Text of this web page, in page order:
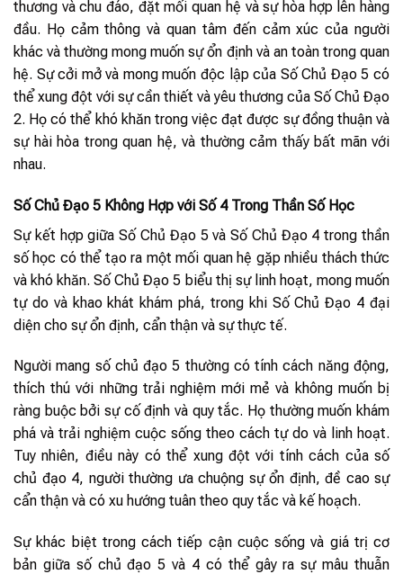
thương và chu đáo, đặt mối quan hệ và sự hòa hợp lên hàng
đầu. Họ cảm thông và quan tâm đến cảm xúc của người
khác và thường mong muốn sự ổn định và an toàn trong quan
hệ. Sự cởi mở và mong muốn độc lập của Số Chủ Đạo 5 có
thể xung đột với sự cần thiết và yêu thương của Số Chủ Đạo
2. Họ có thể khó khăn trong việc đạt được sự đồng thuận và
sự hài hòa trong quan hệ, và thường cảm thấy bất mãn với
nhau.
Số Chủ Đạo 5 Không Hợp với Số 4 Trong Thần Số Học
Sự kết hợp giữa Số Chủ Đạo 5 và Số Chủ Đạo 4 trong thần
số học có thể tạo ra một mối quan hệ gặp nhiều thách thức
và khó khăn. Số Chủ Đạo 5 biểu thị sự linh hoạt, mong muốn
tự do và khao khát khám phá, trong khi Số Chủ Đạo 4 đại
diện cho sự ổn định, cẩn thận và sự thực tế.
Người mang số chủ đạo 5 thường có tính cách năng động,
thích thú với những trải nghiệm mới mẻ và không muốn bị
ràng buộc bởi sự cố định và quy tắc. Họ thường muốn khám
phá và trải nghiệm cuộc sống theo cách tự do và linh hoạt.
Tuy nhiên, điều này có thể xung đột với tính cách của số
chủ đạo 4, người thường ưa chuộng sự ổn định, đề cao sự
cẩn thận và có xu hướng tuân theo quy tắc và kế hoạch.
Sự khác biệt trong cách tiếp cận cuộc sống và giá trị cơ
bản giữa số chủ đạo 5 và 4 có thể gây ra sự mâu thuẫn